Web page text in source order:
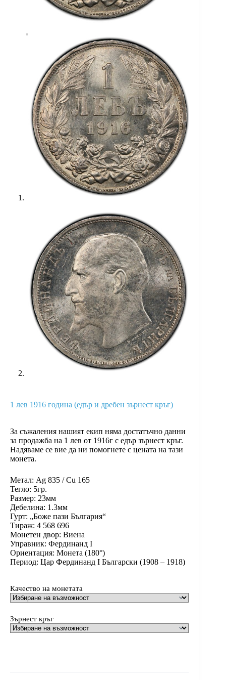
1 лев 1916 година (едър и дребен зърнест кръг)
За съжаления нашият екип няма достатъчно данни
за продажба на 1 лев от 1916г с едър зърнест кръг.
Надяваме се вие да ни помогнете с цената на тази
монета.
Метал: Ag 835 / Cu 165
Тегло: 5гр.
Размер: 23мм
Дебелина: 1.3мм
Гурт: „Боже пази България“
Тираж: 4 568 696
Монетен двор: Виена
Управник: Фердинанд I
Ориентация: Монета (180°)
Период: Цар Фердинанд I Български (1908 – 1918)
Качество на монетата
Зърнест кръг